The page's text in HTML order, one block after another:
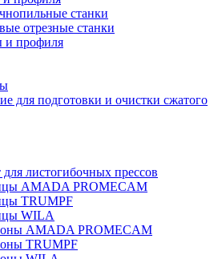
станки
отрезные станки
и профиля
для подготовки и очистки сжатого
листогибочных прессов
AMADA PROMECAM
TRUMPF
WILA
AMADA PROMECAM
TRUMPF